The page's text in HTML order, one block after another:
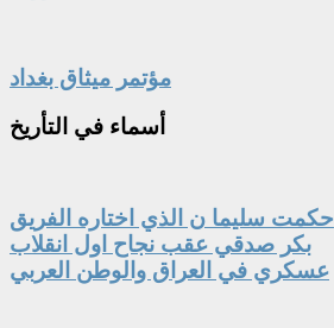
مؤتمر ميثاق بغداد
أسماء في التأريخ
حكمت سليما ن الذي اختاره الفريق
بكر صدقي عقب نجاح اول انقلاب
عسكري في العراق والوطن العربي